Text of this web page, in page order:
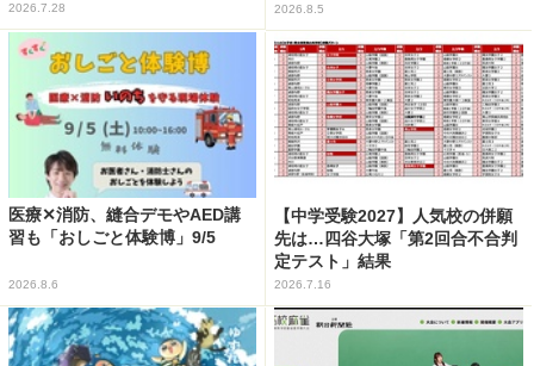
2026.7.28 2026.8.5
医療✕消防、縫合デモやAED講
習も「おしごと体験博」9/5
2026.8.6
【中学受験2027】人気校の併願
先は…四谷大塚「第2回合不合判
定テスト」結果
2026.7.16